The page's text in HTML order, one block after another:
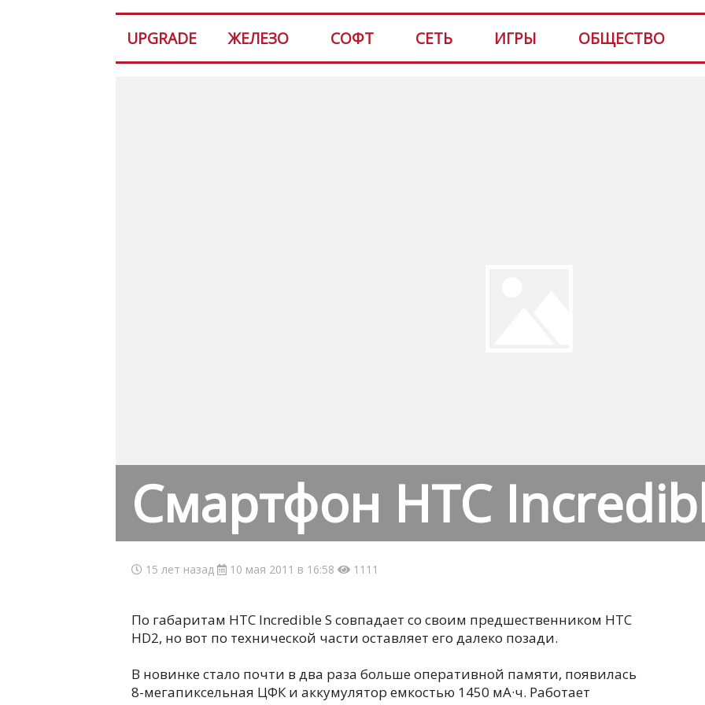
UPGRADE ЖЕЛЕЗО СОФТ СЕТЬ ИГРЫ ОБЩЕСТВО
Смартфон HTC
15 лет назад 10 мая 2011 в 16:58 1111
По габаритам HTC Incredible S совпадает со своим предшественником HTC
HD2, но вот по технической части оставляет его далеко позади.
В новинке стало почти в два раза больше оперативной памяти, появилась
8-мегапиксельная ЦФК и аккумулятор емкостью 1450 мА·ч. Работает